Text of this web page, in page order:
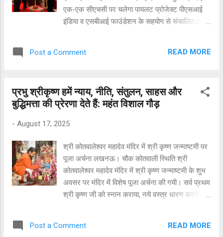
जो पाचन तंत्र को रीसेट करता है, लिवर को मेटाबॉलिक
वेस्ट और हार्मोन प्रोसेसिंग में सहयोग करता है तथा प्लीहा
की रोग...
एक-एक सीएचसी पर चलेगा पायलट प्रोजेक्ट पीएसआई
इंडिया व एसबीआई फाउंडेशन के सहयोग से संचालित होगा
के तहत ‘मातृछाया’ कार्यक्रम की एक अनूठी पहल की गयी
आयोजित कार्यक्रम के दौरान की। इस मौके पर डॉ. दिनेश
कुमार ने कहा कि इस पहल के तहत प्रयोग के तौर पर
स्वास्थ्य केंद्र का चयन कर प्रसव कक्षों की व्यवस्था को
और चुस्त-दुरुस्त बनाने के साथ ही उन्हें मानक के अनुरूप
हर जरूरी आधुनिक उपकरणों से भी लैस किया जाएगा।
स्वास्थ्य कर्मियों के व्यवहार परिवर्तन पर भी पूरा जोर दिया
जाएगा। स्वास्थ्य विभाग के तत्वावधान में पापुलेशन सर्विसेज
इंटरनेशनल इंडिया (पीएसआई इंडिया) और स्टेट बैंक ऑफ़
इंडिया फाउंडे...
Post a Comment READ MORE
प्रभु श्रीकृष्ण हमें न्याय, नीति, संतुलन, साहस और
बुद्धिमत्ता की प्रेरणा देते हैं: महंत विशाल गौड़
- August 17, 2025
श्री कोतवालेश्वर महादेव मंदिर में श्री कृष्ण जन्माष्टमी पर
पूजा अर्चना लखनऊ। चौक कोतवाली स्थिति श्री
कोतवालेश्वर महादेव मंदिर में श्री कृष्ण जन्माष्टमी के शुभ
अवसर पर मंदिर में विशेष पूजा अर्चना की गयी। सर्व प्रथम
श्री कृष्ण जी को स्नान कराया, नये वस्त्र धारण करने के
गया। महंत ने बताया कि प्रभु श्रीकृष्ण हमें न्याय, नीति,
Post a Comment READ MORE